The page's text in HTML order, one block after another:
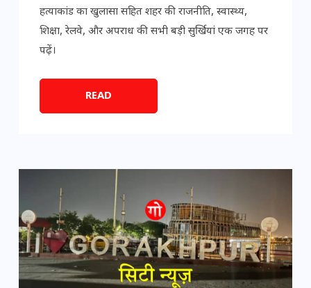
हत्याकांड का खुलासा सहित शहर की राजनीति, स्वास्थ्य,
शिक्षा, रेलवे, और अपराध की सभी बड़ी सुर्खियां एक जगह पर
पढ़ें।
READ